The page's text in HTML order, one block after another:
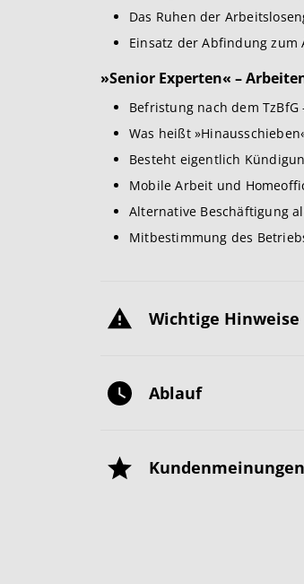
Das Ruhen der
Einsatz der Abfindung zum
»Senior Experten« –
Befristung nach dem
Was heißt
Besteht eigentlich
Mobile Arbeit und
Alternative Beschäftigung
Mitbestimmung des
Wichtige Hinweise
Ablauf
Kundenmeinungen